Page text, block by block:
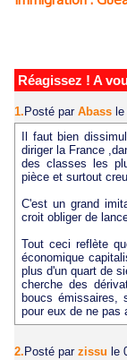
Réagissez ! A
1. Posté par Abass
Il faut bien
diriger la France
des classes les
pièce et surtout
C'est un grand
croit obliger de
Tout ceci reflète
économique
plus d'un quart de
cherche des
boucs émissaires,
pour eux de ne pas
2.Posté par zissu le